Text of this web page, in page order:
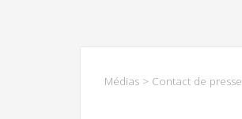
Médias > Contact de presse